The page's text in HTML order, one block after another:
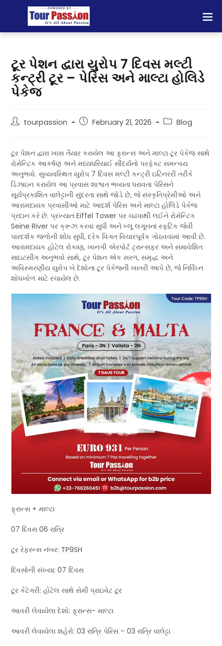
ટૂર પેશન દ્વારા યુરોપ 7 દિવસ મલ્ટી
કન્ટ્રી ટૂર – પેરિસ અને માલ્ટા હોલિડે
પેકેજ
tourpassion February 21, 2026 Blog
ટૂર પેશન દ્વારા ખાસ તૈયાર કરાયેલ આ ફ્રાન્સ અને માલ્ટા ટૂર પેકેજ સાથે
રોમેન્ટિક આકર્ષણ અને મધ્યધરિયાઈ સૌંદર્યનો પરફેક્ટ સમન્વય
અનુભવો. સુવ્યવસ્થિત યુરોપ 7 દિવસ મલ્ટી કન્ટ્રી ઇટિનરરી તરીકે
ડિઝાઇન કરાયેલ આ પ્રવાસ શાશ્વત ભવ્યતા ધરાવતા પેરિસને
સૂર્યપ્રકાશિત વાલેટ્ટાની સુંદરતા સાથે જોડે છે, જે સંસ્કૃતિપ્રેમીઓ અને
આરામદાયક પ્રવાસીઓ માટે આદર્શ પેરિસ અને માલ્ટા હોલિડે પેકેજ
પ્રદાન કરે છે. પ્રખ્યાત Eiffel Tower પર ચઢવાથી લઈને રોમેન્ટિક
Seine River પર ક્રૂઝ કરવા સુધી અને બ્લૂ લગૂનના સ્ફટિક જેવી
પારદર્શક જળોની શોધ સુધી, દરેક વિગત વિચારપૂર્વક ગોઠવવામાં આવી છે.
આરામદાયક હોટેલ રોકાણ, ખાનગી એરપોર્ટ ટ્રાન્સફર અને સમાવેશિત
સાઇટસીંગ અનુભવો સાથે, ટૂર પેશન એક સરળ, સમૃદ્ધ અને
અવિસ્મરણીય યુરોપ બે દેશોના ટૂર પેકેજની ખાતરી આપે છે, જે નિર્વિઘ્ન
શોધખોળ માટે રચાયેલ છે.
ફ્રાન્સ + માલ્ટા
07 દિવસ 06 રાત્રિ
ટૂર રેફરન્સ નંબર: TP9SH
દિવસોની સંખ્યા: 07 દિવસ
ટૂર કેટેગરી: હોટેલ સાથે સેમી પ્રાઇવેટ ટૂર
આવરી લેવાયેલા દેશો: ફ્રાન્સ- માલ્ટા
આવરી લેવાયેલા શહેરો: 03 રાત્રિ પેરિસ – 03 રાત્રિ વાલેટ્ટા